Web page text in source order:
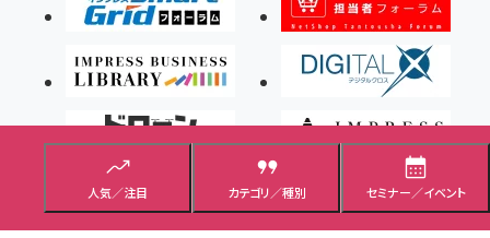
人気／注目 カテゴリ／種別 セミナー／イベント